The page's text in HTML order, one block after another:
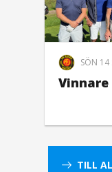
SÖN 14
Vinnare
TILL